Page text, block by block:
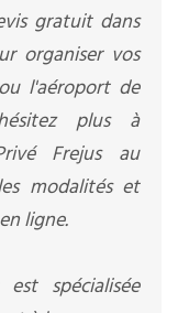
gratuit dans
organiser vos
l'aéroport de
plus à
Frejus au
modalités et
ligne.
spécialisée